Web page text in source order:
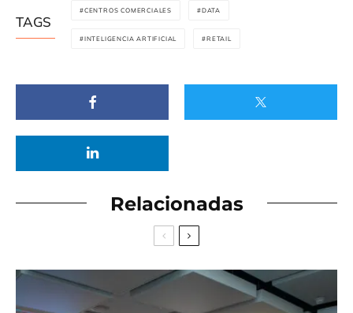
TAGS
CENTROS COMERCIALES DATA
INTELIGENCIA ARTIFICIAL RETAIL
Relacionadas